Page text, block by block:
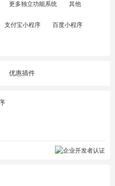
更多独立功能系统 其他
支付宝小程序 百度小程序
优惠插件